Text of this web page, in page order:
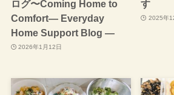
ログ〜Coming Home to
Comfort— Everyday
Home Support Blog —
2026年1月12日
す
2025年